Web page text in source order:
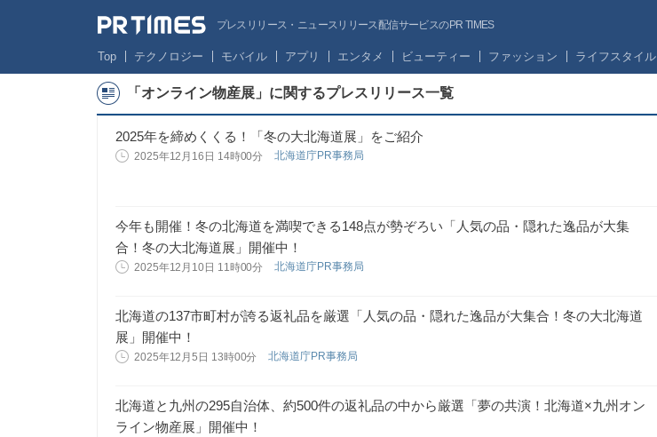
プレスリリース・ニュースリリース配信サービスのPR TIMES
Top テクノロジー モバイル アプリ エンタメ ビューティー ファッション ライフスタイル
「オンライン物産展」に関するプレスリリース一覧
2025年を締めくくる！「冬の大北海道展」をご紹介
2025年12月16日 14時00分 北海道庁PR事務局
今年も開催！冬の北海道を満喫できる148点が勢ぞろい「人気の品・隠れた逸品が大集
合！冬の大北海道展」開催中！
2025年12月10日 11時00分 北海道庁PR事務局
北海道の137市町村が誇る返礼品を厳選「人気の品・隠れた逸品が大集合！冬の大北海道
展」開催中！
2025年12月5日 13時00分 北海道庁PR事務局
北海道と九州の295自治体、約500件の返礼品の中から厳選「夢の共演！北海道×九州オン
ライン物産展」開催中！